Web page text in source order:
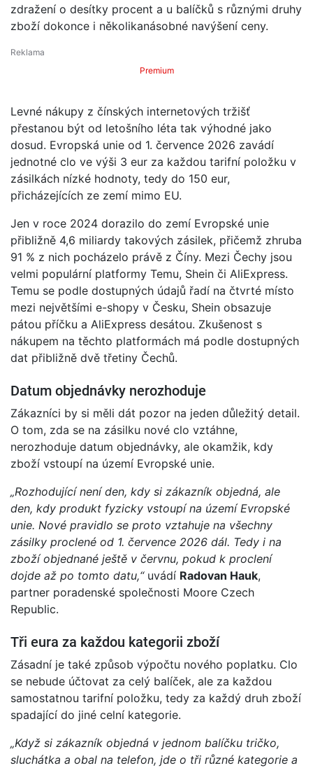
zdražení o desítky procent a u balíčků s různými druhy
zboží dokonce i několikanásobné navýšení ceny.
Premium
Levné nákupy z čínských internetových tržišť
přestanou být od letošního léta tak výhodné jako
dosud. Evropská unie od 1. července 2026 zavádí
jednotné clo ve výši 3 eur za každou tarifní položku v
zásilkách nízké hodnoty, tedy do 150 eur,
přicházejících ze zemí mimo EU.
Jen v roce 2024 dorazilo do zemí Evropské unie
přibližně 4,6 miliardy takových zásilek, přičemž zhruba
91 % z nich pocházelo právě z Číny. Mezi Čechy jsou
velmi populární platformy Temu, Shein či AliExpress.
Temu se podle dostupných údajů řadí na čtvrté místo
mezi největšími e-shopy v Česku, Shein obsazuje
pátou příčku a AliExpress desátou. Zkušenost s
nákupem na těchto platformách má podle dostupných
dat přibližně dvě třetiny Čechů.
Datum objednávky nerozhoduje
Zákazníci by si měli dát pozor na jeden důležitý detail.
O tom, zda se na zásilku nové clo vztáhne,
nerozhoduje datum objednávky, ale okamžik, kdy
zboží vstoupí na území Evropské unie.
„Rozhodující není den, kdy si zákazník objedná, ale
den, kdy produkt fyzicky vstoupí na území Evropské
unie. Nové pravidlo se proto vztahuje na všechny
zásilky proclené od 1. července 2026 dál. Tedy i na
zboží objednané ještě v červnu, pokud k proclení
dojde až po tomto datu,“ uvádí Radovan Hauk,
partner poradenské společnosti Moore Czech
Republic.
Tři eura za každou kategorii zboží
Zásadní je také způsob výpočtu nového poplatku. Clo
se nebude účtovat za celý balíček, ale za každou
samostatnou tarifní položku, tedy za každý druh zboží
spadající do jiné celní kategorie.
„Když si zákazník objedná v jednom balíčku tričko,
sluchátka a obal na telefon, jde o tři různé kategorie a